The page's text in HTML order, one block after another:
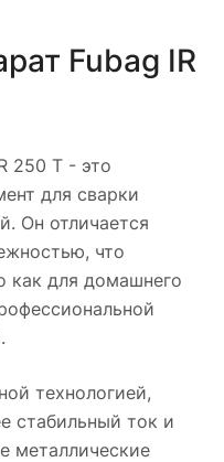
Fubag IR
250 T - это
для сварки
Он отличается
что
как для домашнего
технологией,
стабильный ток и
металлические